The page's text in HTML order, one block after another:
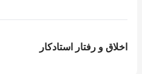
اخلاق و رفتار استادکار